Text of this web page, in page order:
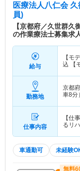
医療法人八仁会
員)
【京都府／久世群
の作業療法士募集求
給与
【モ
込 【
勤務地
京都
車8分）
仕事内容
【仕
るリ
車通勤可 未経験